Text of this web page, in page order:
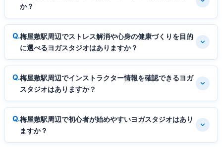
か？
梅屋敷駅周辺でストレス解消や心身の健康づくりを目的
に選べるヨガスタジオはありますか？
梅屋敷駅周辺でインストラクター情報を確認できるヨガ
スタジオはありますか？
梅屋敷駅周辺で初心者が始めやすいヨガスタジオはあり
ますか？